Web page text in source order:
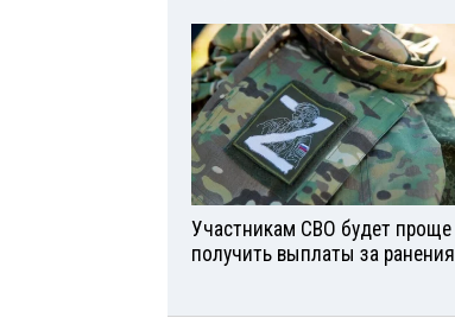
Участникам СВО будет проще
получить выплаты за ранения